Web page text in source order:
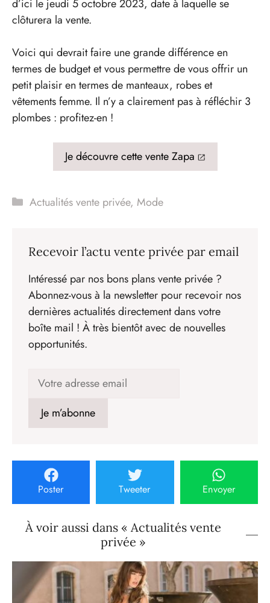
d’ici le jeudi 5 octobre 2023, date à laquelle se
clôturera la vente.
Voici qui devrait faire une grande différence en
termes de budget et vous permettre de vous offrir un
petit plaisir en termes de manteaux, robes et
vêtements femme. Il n’y a clairement pas à réfléchir 3
plombes : profitez-en !
Je découvre cette vente Zapa
Catégories
Actualités vente privée, Mode
Recevoir l’actu vente privée par email
Intéressé par nos bons plans vente privée ?
Abonnez-vous à la newsletter pour recevoir nos
dernières actualités directement dans votre
boîte mail ! À très bientôt avec de nouvelles
opportunités.
Poster Tweeter Envoyer
À voir aussi dans « Actualités vente
privée »